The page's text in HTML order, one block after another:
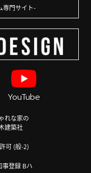
専門サイト
YouTube
れな家の
建築社
可 (般-2)
事登録 Bハ